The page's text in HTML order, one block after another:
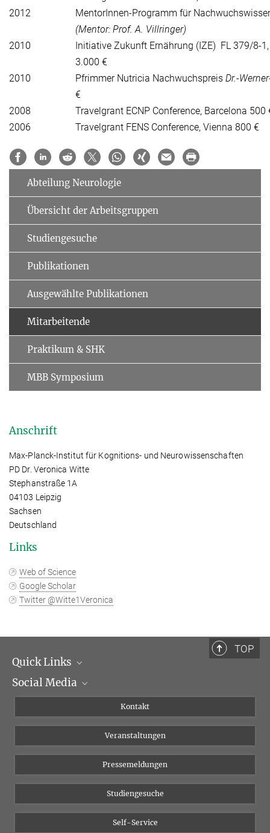
2012
MentorInnen-Programm für
(Mentor: Prof. A. Villringer)
2010
Initiative Zukunft Ernährung (IZE) FL 379/8-
3.000 €
2010
Pfrimmer Nutricia Nachwuchspreis Dr.-
€
2008
Travelgrant ECNP Conference, Barcelona 500
2006
Travelgrant FENS Conference, Vienna 800 €
Abteilung Neurologie
Übersicht der Arbeitsgruppen
Studiengesuche
Publikationen
Ausgewählte Publikationen
Mitarbeitende
Praktikum & SHK
MBB Symposium
Anschrift
Max-Planck-Institut für Kognitions- und Neurowissenschaften
PD Dr. Veronica Witte
Stephanstraße 1A
04103 Leipzig
Sachsen
Deutschland
Links
Web of Science
Google Scholar
Twitter @Witte1Veronica
TOP
Quick Links
Institutsleitung
Social Media
Bluesky
YouTube
Kontakt
Veranstaltungen
Pressemeldungen
Studiengesuche
Self-Service